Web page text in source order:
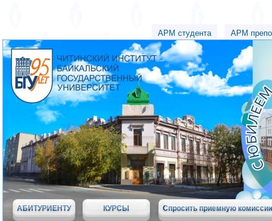
АРМ студента АРМ
АБИТУРИЕНТУ КУРСЫ Спросить приемную